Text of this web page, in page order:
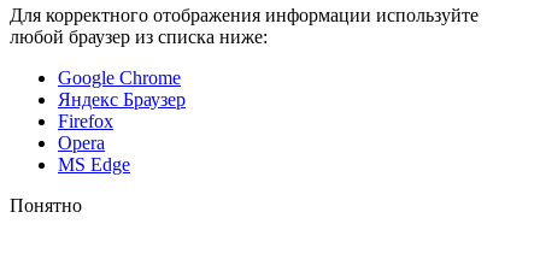
Для корректного отображения информации используйте
любой браузер из списка ниже:
Google Chrome
Яндекс Браузер
Firefox
Opera
MS Edge
Понятно